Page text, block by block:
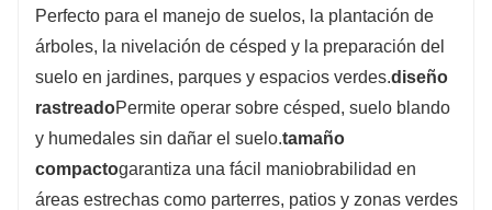
Perfecto para el manejo de suelos, la plantación de
árboles, la nivelación de césped y la preparación del
suelo en jardines, parques y espacios verdes.diseño
rastreadoPermite operar sobre césped, suelo blando
y humedales sin dañar el suelo.tamaño
compactogarantiza una fácil maniobrabilidad en
áreas estrechas como parterres, patios y zonas verdes